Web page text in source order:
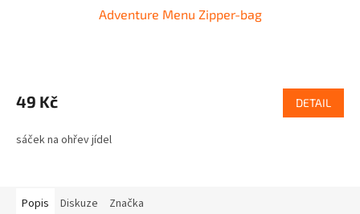
Adventure Menu Zipper-bag
49 Kč DETAIL
sáček na ohřev jídel
Popis Diskuze Značka